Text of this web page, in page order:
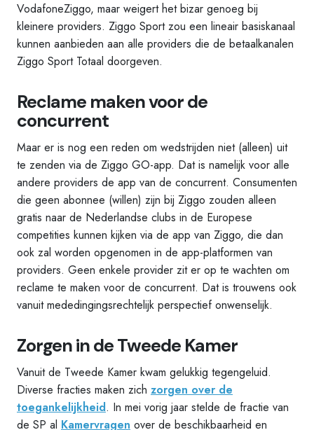
VodafoneZiggo, maar weigert het bizar genoeg bij
kleinere providers. Ziggo Sport zou een lineair basiskanaal
kunnen aanbieden aan alle providers die de betaalkanalen
Ziggo Sport Totaal doorgeven.
Reclame maken voor de
concurrent
Maar er is nog een reden om wedstrijden niet (alleen) uit
te zenden via de Ziggo GO-app. Dat is namelijk voor alle
andere providers de app van de concurrent. Consumenten
die geen abonnee (willen) zijn bij Ziggo zouden alleen
gratis naar de Nederlandse clubs in de Europese
competities kunnen kijken via de app van Ziggo, die dan
ook zal worden opgenomen in de app-platformen van
providers. Geen enkele provider zit er op te wachten om
reclame te maken voor de concurrent. Dat is trouwens ook
vanuit mededingingsrechtelijk perspectief onwenselijk.
Zorgen in de Tweede Kamer
Vanuit de Tweede Kamer kwam gelukkig tegengeluid.
Diverse fracties maken zich zorgen over de
toegankelijkheid. In mei vorig jaar stelde de fractie van
de SP al Kamervragen over de beschikbaarheid en